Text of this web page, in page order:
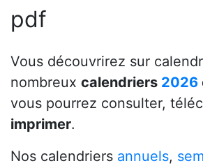
pdf
Vous découvrirez sur
nombreux calendriers 2026
vous pourrez consulter,
imprimer.
Nos calendriers annuels,